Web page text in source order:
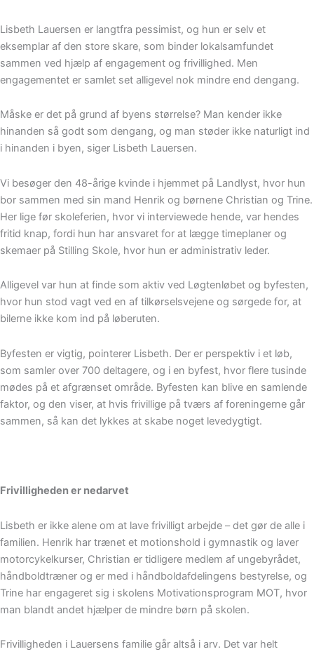
Lisbeth Lauersen er langtfra pessimist, og hun er selv et
eksemplar af den store skare, som binder lokalsamfundet
sammen ved hjælp af engagement og frivillighed. Men
engagementet er samlet set alligevel nok mindre end dengang.
Måske er det på grund af byens størrelse? Man kender ikke
hinanden så godt som dengang, og man støder ikke naturligt ind
i hinanden i byen, siger Lisbeth Lauersen.
Vi besøger den 48-årige kvinde i hjemmet på Landlyst, hvor hun
bor sammen med sin mand Henrik og børnene Christian og Trine.
Her lige før skoleferien, hvor vi interviewede hende, var hendes
fritid knap, fordi hun har ansvaret for at lægge timeplaner og
skemaer på Stilling Skole, hvor hun er administrativ leder.
Alligevel var hun at finde som aktiv ved Løgtenløbet og byfesten,
hvor hun stod vagt ved en af tilkørselsvejene og sørgede for, at
bilerne ikke kom ind på løberuten.
Byfesten er vigtig, pointerer Lisbeth. Der er perspektiv i et løb,
som samler over 700 deltagere, og i en byfest, hvor flere tusinde
mødes på et afgrænset område. Byfesten kan blive en samlende
faktor, og den viser, at hvis frivillige på tværs af foreningerne går
sammen, så kan det lykkes at skabe noget levedygtigt.
Frivilligheden er nedarvet
Lisbeth er ikke alene om at lave frivilligt arbejde – det gør de alle i
familien. Henrik har trænet et motionshold i gymnastik og laver
motorcykelkurser, Christian er tidligere medlem af ungebyrådet,
håndboldtræner og er med i håndboldafdelingens bestyrelse, og
Trine har engageret sig i skolens Motivationsprogram MOT, hvor
man blandt andet hjælper de mindre børn på skolen.
Frivilligheden i Lauersens familie går altså i arv. Det var helt